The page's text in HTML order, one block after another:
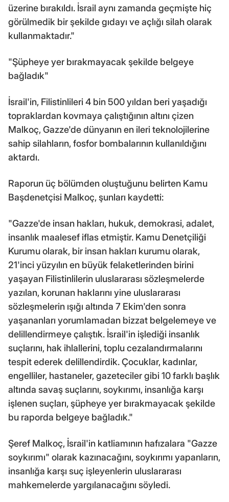
üzerine bırakıldı. İsrail aynı zamanda geçmişte hiç
görülmedik bir şekilde gıdayı ve açlığı silah olarak
kullanmaktadır."
"Şüpheye yer bırakmayacak şekilde belgeye
bağladık"
İsrail'in, Filistinlileri 4 bin 500 yıldan beri yaşadığı
topraklardan kovmaya çalıştığının altını çizen
Malkoç, Gazze'de dünyanın en ileri teknolojilerine
sahip silahların, fosfor bombalarının kullanıldığını
aktardı.
Raporun üç bölümden oluştuğunu belirten Kamu
Başdenetçisi Malkoç, şunları kaydetti:
"Gazze'de insan hakları, hukuk, demokrasi, adalet,
insanlık maalesef iflas etmiştir. Kamu Denetçiliği
Kurumu olarak, bir insan hakları kurumu olarak,
21'inci yüzyılın en büyük felaketlerinden birini
yaşayan Filistinlilerin uluslararası sözleşmelerde
yazılan, korunan haklarını yine uluslararası
sözleşmelerin ışığı altında 7 Ekim'den sonra
yaşananları yorumlamadan bizzat belgelemeye ve
delillendirmeye çalıştık. İsrail'in işlediği insanlık
suçlarını, hak ihlallerini, toplu cezalandırmalarını
tespit ederek delillendirdik. Çocuklar, kadınlar,
engelliler, hastaneler, gazeteciler gibi 10 farklı başlık
altında savaş suçlarını, soykırımı, insanlığa karşı
işlenen suçları, şüpheye yer bırakmayacak şekilde
bu raporda belgeye bağladık."
Şeref Malkoç, İsrail'in katliamının hafızalara "Gazze
soykırımı" olarak kazınacağını, soykırımı yapanların,
insanlığa karşı suç işleyenlerin uluslararası
mahkemelerde yargılanacağını söyledi.